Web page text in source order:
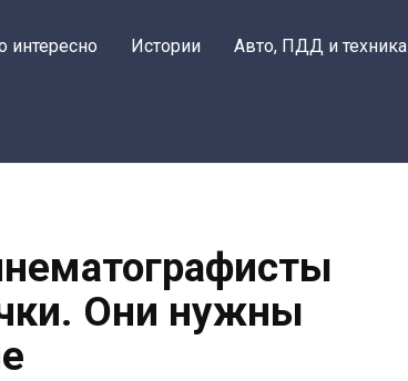
интересно Истории Авто, ПДД и техника
Они нужны